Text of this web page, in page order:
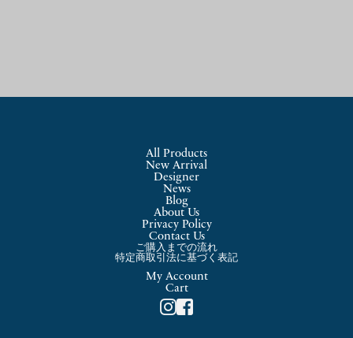
All Products
New Arrival
Designer
News
Blog
About Us
Privacy Policy
Contact Us
ご購入までの流れ
特定商取引法に基づく表記
My Account
Cart